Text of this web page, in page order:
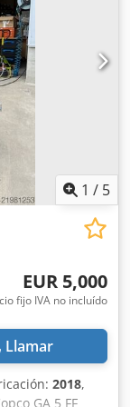
de
11 VSD FF -
11 kW
de tornillo en
expansión de
El equipo está
conectada a la
1 / 5
EUR 5,000
fijo IVA no incluído
Llamar
2018,
GA 5 FF